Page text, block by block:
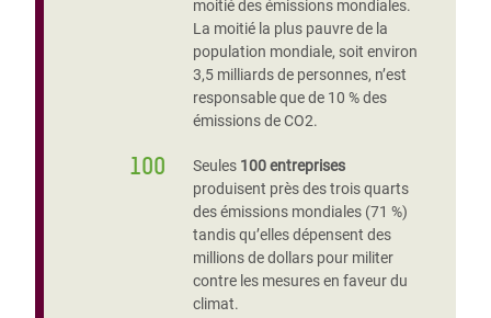
moitié des émissions mondiales.
La moitié la plus pauvre de la
population mondiale, soit environ
3,5 milliards de personnes, n’est
responsable que de 10 % des
émissions de CO2.
100 Seules 100 entreprises
produisent près des trois quarts
des émissions mondiales (71 %)
tandis qu’elles dépensent des
millions de dollars pour militer
contre les mesures en faveur du
climat.